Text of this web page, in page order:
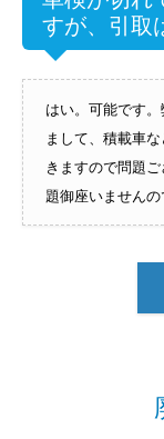
すが、引取
はい。可能です
まして、積載車
きますので問題
題御座いませんの